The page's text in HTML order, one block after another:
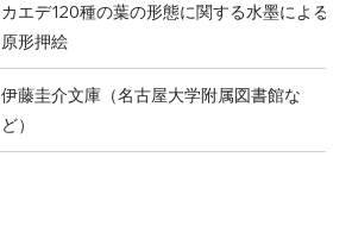
カエデ120種の葉の形態に関する水墨による
原形押絵
伊藤圭介文庫（名古屋大学附属図書館な
ど）